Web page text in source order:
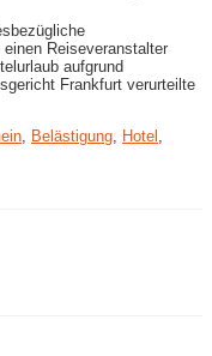
Reiseveranstalter
aufgrund
Frankfurt verurteilte
, Belästigung, Hotel ,